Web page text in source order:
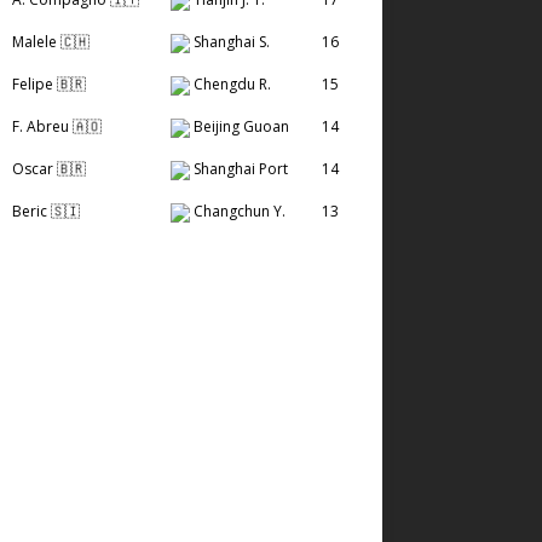
Malele 🇨🇭 Shanghai S. 16
Felipe 🇧🇷 Chengdu R. 15
F. Abreu 🇦🇴 Beijing Guoan 14
Oscar 🇧🇷 Shanghai Port 14
Beric 🇸🇮 Changchun Y. 13